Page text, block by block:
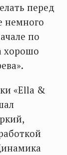
перед
немного
по
хорошо
«Ella &